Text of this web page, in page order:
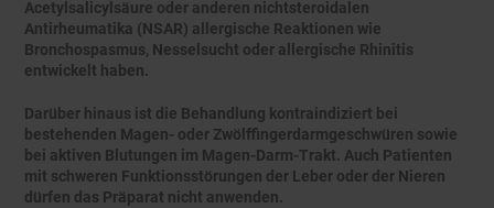
Acetylsalicylsäure oder anderen nichtsteroidalen
Antirheumatika (NSAR) allergische Reaktionen wie
Bronchospasmus, Nesselsucht oder allergische Rhinitis
entwickelt haben.
Darüber hinaus ist die Behandlung kontraindiziert bei
bestehenden Magen- oder Zwölffingerdarmgeschwüren sowie
bei aktiven Blutungen im Magen-Darm-Trakt. Auch Patienten
mit schweren Funktionsstörungen der Leber oder der Nieren
dürfen das Präparat nicht anwenden.